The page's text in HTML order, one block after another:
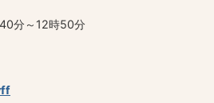
分～12時50分